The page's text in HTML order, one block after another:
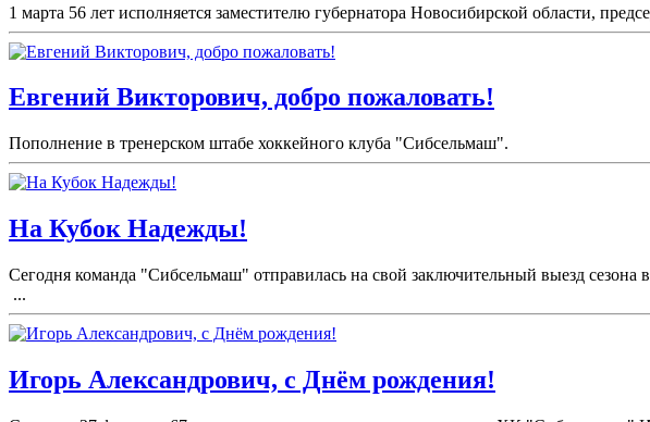
1 марта 56 лет исполняется заместителю губернатора Новосибирской области,
Евгений Викторович, добро пожаловать!
Пополнение в тренерском штабе хоккейного клуба "Сибсельмаш".
На Кубок Надежды!
Сегодня команда "Сибсельмаш" отправилась на свой заключительный выезд сезона
...
Игорь Александрович, с Днём рождения!